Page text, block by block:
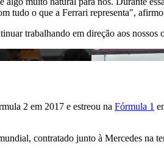
tudo o que a Ferrari representa",
trabalhando em direção aos
2 em 2017 e estreou na Fórmula 1
contratado junto à Mercedes na